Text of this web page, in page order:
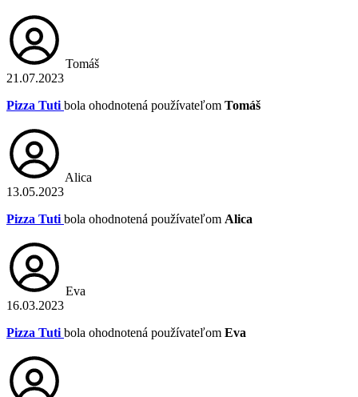
Tomáš
21.07.2023
Pizza Tuti bola ohodnotená používateľom Tomáš
Alica
13.05.2023
Pizza Tuti bola ohodnotená používateľom Alica
Eva
16.03.2023
Pizza Tuti bola ohodnotená používateľom Eva